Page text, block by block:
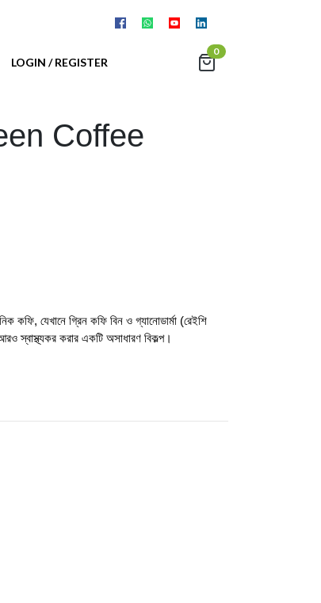
LOGIN / REGISTER
0
Coffee
যেখানে গ্রিন কফি বিন ও গ্যানোডার্মা (রেইশি
স্বাস্থ্যকর করার একটি অসাধারণ বিকল্প।